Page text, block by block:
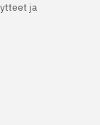
ja